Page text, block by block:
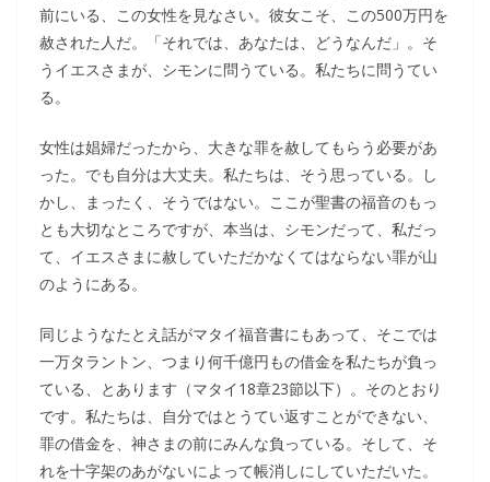
前にいる、この女性を見なさい。彼女こそ、この500万円を
赦された人だ。「それでは、あなたは、どうなんだ」。そ
うイエスさまが、シモンに問うている。私たちに問うてい
る。
女性は娼婦だったから、大きな罪を赦してもらう必要があ
った。でも自分は大丈夫。私たちは、そう思っている。し
かし、まったく、そうではない。ここが聖書の福音のもっ
とも大切なところですが、本当は、シモンだって、私だっ
て、イエスさまに赦していただかなくてはならない罪が山
のようにある。
同じようなたとえ話がマタイ福音書にもあって、そこでは
一万タラントン、つまり何千億円もの借金を私たちが負っ
ている、とあります（マタイ18章23節以下）。そのとおり
です。私たちは、自分ではとうてい返すことができない、
罪の借金を、神さまの前にみんな負っている。そして、そ
れを十字架のあがないによって帳消しにしていただいた。